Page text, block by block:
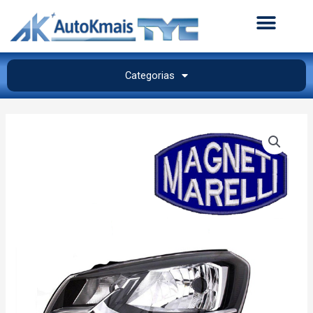
Categorias